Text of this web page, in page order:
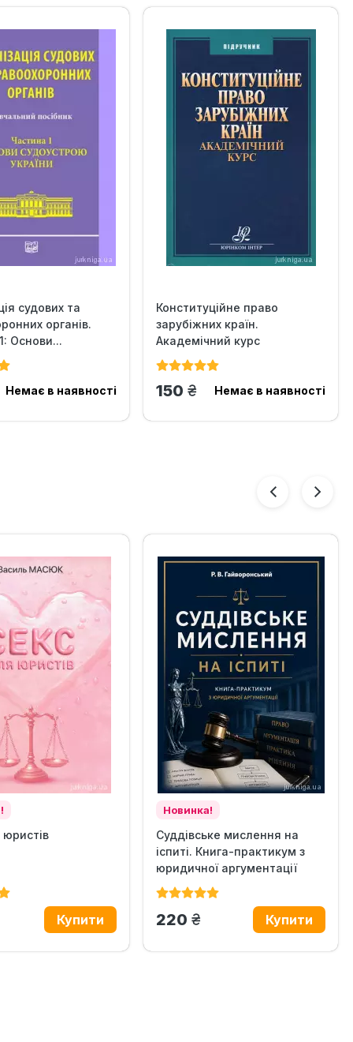
судових та
органів.
Основи...
Немає в наявності
Конституційне право
зарубіжних країн.
Академічний курс
150 грн.Немає в наявності
Новинка!
Суддівське мислення на
іспиті. Книга-практикум з
юридичної аргументації
220 грн.